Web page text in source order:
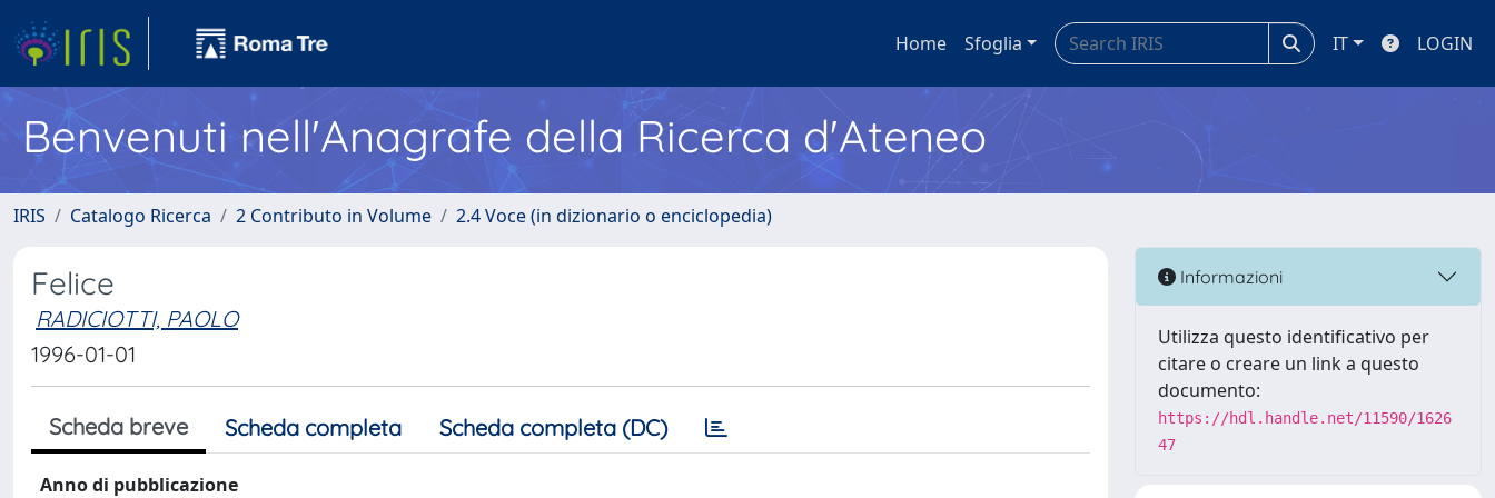
Home Sfoglia IT LOGIN
Benvenuti nell'Anagrafe della Ricerca d'Ateneo
IRIS Catalogo Ricerca 2 Contributo in Volume 2.4 Voce (in dizionario o enciclopedia)
Felice
RADICIOTTI, PAOLO
1996-01-01
Scheda breve Scheda completa Scheda completa (DC)
Anno di pubblicazione
Informazioni
Utilizza questo identificativo per
citare o creare un link a questo
documento:
https://hdl.handle.net/11590/1626
47